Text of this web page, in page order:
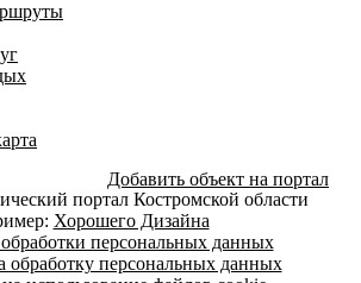
Добавить объект на портал
портал Костромской области
Хорошего Дизайна
персональных данных
обработку персональных данных